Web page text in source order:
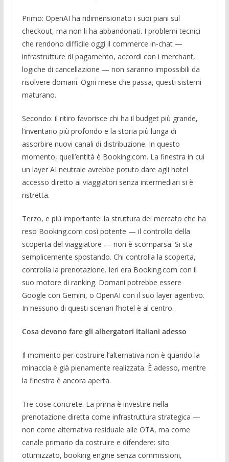
Primo: OpenAI ha ridimensionato i suoi piani sul
checkout, ma non li ha abbandonati. I problemi tecnici
che rendono difficile oggi il commerce in-chat —
infrastrutture di pagamento, accordi con i merchant,
logiche di cancellazione — non saranno impossibili da
risolvere domani. Ogni mese che passa, questi sistemi
maturano.
Secondo: il ritiro favorisce chi ha il budget più grande,
l’inventario più profondo e la storia più lunga di
assorbire nuovi canali di distribuzione. In questo
momento, quell’entità è Booking.com. La finestra in cui
un layer AI neutrale avrebbe potuto dare agli hotel
accesso diretto ai viaggiatori senza intermediari si è
ristretta.
Terzo, e più importante: la struttura del mercato che ha
reso Booking.com così potente — il controllo della
scoperta del viaggiatore — non è scomparsa. Si sta
semplicemente spostando. Chi controlla la scoperta,
controlla la prenotazione. Ieri era Booking.com con il
suo motore di ranking. Domani potrebbe essere
Google con Gemini, o OpenAI con il suo layer agentivo.
In nessuno di questi scenari l’hotel è al centro.
Cosa devono fare gli albergatori italiani adesso
Il momento per costruire l’alternativa non è quando la
minaccia è già pienamente realizzata. È adesso, mentre
la finestra è ancora aperta.
Tre cose concrete. La prima è investire nella
prenotazione diretta come infrastruttura strategica —
non come alternativa residuale alle OTA, ma come
canale primario da costruire e difendere: sito
ottimizzato, booking engine senza commissioni,